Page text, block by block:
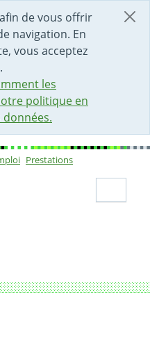
de vous offrir
navigation. En
vous acceptez
les
politique en
PAGE
Prestations
des